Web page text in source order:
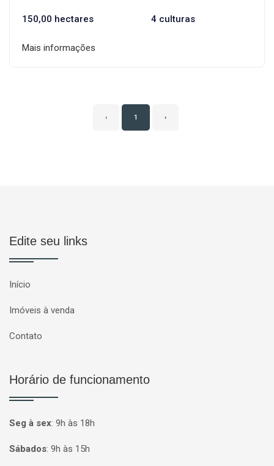
150,00 hectares 4 culturas
Mais informações
‹ 1 ›
Edite seu links
Início
Imóveis à venda
Contato
Horário de funcionamento
Seg à sex: 9h às 18h
Sábados: 9h às 15h